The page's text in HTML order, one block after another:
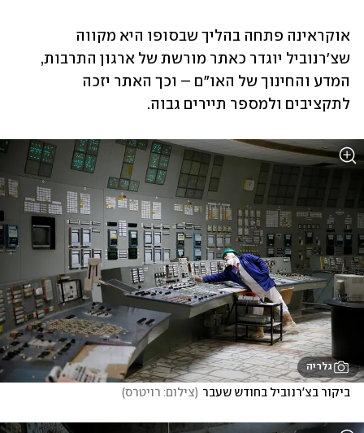
לתקציבים ולמספר תיירים גבוה.
גלריה
ביקור בצ'רנוביל בחודש שעבר (צילום: רויטרס)